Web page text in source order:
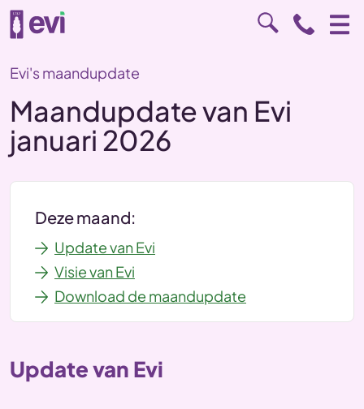
Evi's maandupdate
Maandupdate van Evi
januari 2026
Deze maand:
Update van Evi
Visie van Evi
Download de maandupdate
Update van Evi